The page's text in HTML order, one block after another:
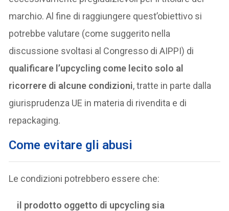
marchio. Al fine di raggiungere quest’obiettivo si
potrebbe valutare (come suggerito nella
discussione svoltasi al Congresso di AIPPI) di
qualificare l’upcycling come lecito solo al
ricorrere di alcune condizioni, tratte in parte dalla
giurisprudenza UE in materia di rivendita e di
repackaging.
Come evitare gli abusi
Le condizioni potrebbero essere che:
il prodotto oggetto di upcycling sia